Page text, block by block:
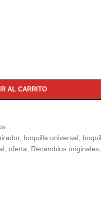
AL CARRITO
, boquilla universal,
, oferta Recambios originales,